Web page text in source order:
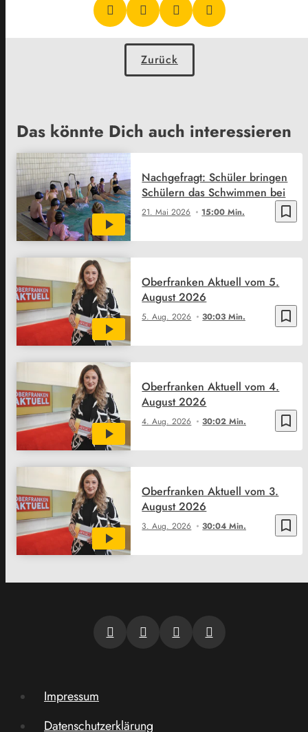
Zurück
Das könnte Dich auch interessieren
bookmark_border
21. Mai 2026 15:00 Min.
Nachgefragt: Schüler bringen
Schülern das Schwimmen bei
bookmark_border
5. Aug. 2026 30:03 Min.
Oberfranken Aktuell vom 5.
August 2026
bookmark_border
4. Aug. 2026 30:02 Min.
Oberfranken Aktuell vom 4.
August 2026
bookmark_border
3. Aug. 2026 30:04 Min.
Oberfranken Aktuell vom 3.
August 2026
Impressum
Datenschutzerklärung